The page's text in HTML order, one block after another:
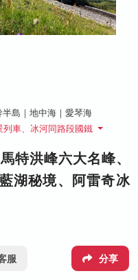
島｜地中海｜愛琴海
車、冰河同路段國鐵
特洪峰六大名峰、
湖秘境、阿雷奇冰
服 分享